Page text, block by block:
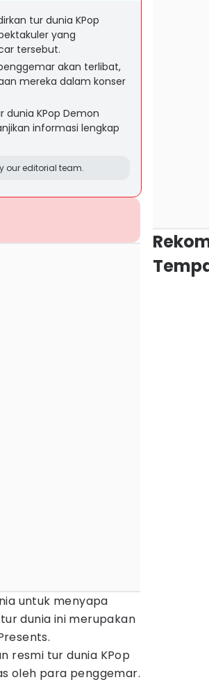
tur dunia KPop
yang
tersebut.
akan terlibat,
mereka dalam konser
KPop Demon
informasi lengkap
our editorial team.
untuk menyapa
dunia ini merupakan
resmi tur dunia KPop
oleh para penggemar.